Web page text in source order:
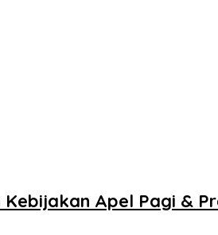
Apel Pagi &